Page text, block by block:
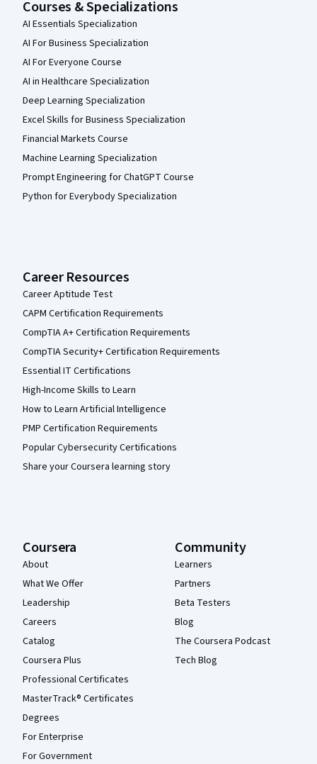
Courses & Specializations
AI Essentials Specialization
AI For Business Specialization
AI For Everyone Course
AI in Healthcare Specialization
Deep Learning Specialization
Excel Skills for Business Specialization
Financial Markets Course
Machine Learning Specialization
Prompt Engineering for ChatGPT Course
Python for Everybody Specialization
Career Resources
Career Aptitude Test
CAPM Certification Requirements
CompTIA A+ Certification Requirements
CompTIA Security+ Certification Requirements
Essential IT Certifications
High-Income Skills to Learn
How to Learn Artificial Intelligence
PMP Certification Requirements
Popular Cybersecurity Certifications
Share your Coursera learning story
Coursera
About
What We Offer
Leadership
Careers
Catalog
Coursera Plus
Professional Certificates
MasterTrack® Certificates
Degrees
For Enterprise
For Government
Community
Learners
Partners
Beta Testers
Blog
The Coursera Podcast
Tech Blog